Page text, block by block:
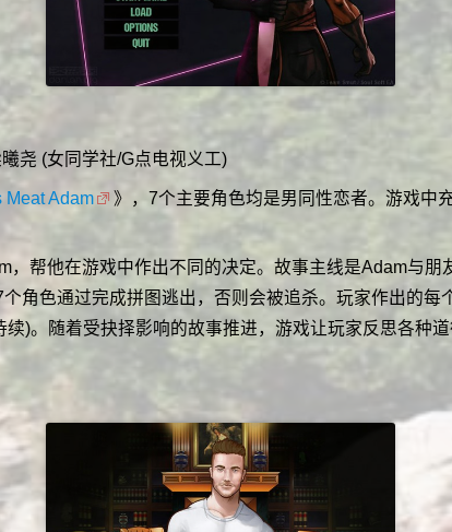
尧 (女同学社/G点电视义工)
Meat Adam
》，7个主要角色均是男同性恋者。游戏中
，帮他在游戏中作出不同的决定。故事主线是Adam与朋
角色通过完成拼图逃出，否则会被追杀。玩家作出的每
)。随着受抉择影响的故事推进，游戏让玩家反思各种